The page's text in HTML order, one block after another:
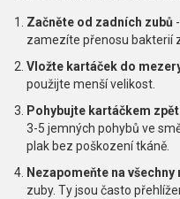
Začněte od zadních zubů
zamezíte přenosu bakterií
Vložte kartáček do
použijte menší velikost.
Pohybujte kartáčkem
3-5 jemných pohybů ve
plak bez poškození tkáně.
Nezapomeňte na všechny
zuby. Ty jsou často